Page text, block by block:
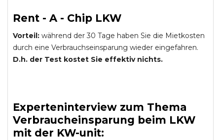
Rent - A - Chip LKW
Vorteil: während der 30 Tage haben Sie die Mietkosten
durch eine Verbrauchseinsparung wieder eingefahren.
D.h. der Test kostet Sie effektiv nichts.
Experteninterview zum Thema
Verbraucheinsparung beim LKW
mit der KW-unit: